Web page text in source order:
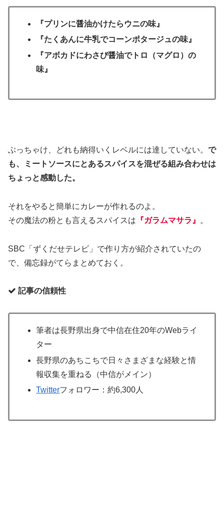
『プリンに醤油かけたらウニの味』
『たくあんに牛乳でコーンポタージュの味』
『アボカドにわさび醤油でトロ（マグロ）の
味』
ぶっちゃけ、どれも納得いくレベルには達していない。 で
も、ミートソースにとあるスパイスを混ぜる組み合わせは
ちょっと感動した。
それをやると簡単にカレーが作れるのよ。
その魔法の粉とも言えるスパイスは 『ガラムマサラ』 。
SBC「ずくだせテレビ」で作り方が紹介されていたの
で、備忘録がてらまとめておく。
記事の信頼性
筆者は長野県出身で中信在住20年のWebライ
ター
長野県のあちこちで日々さまざまな経験と情
報収集を重ねる（中信がメイン）
Twitterフォロワー：約6,300人